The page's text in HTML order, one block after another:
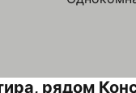
рядом